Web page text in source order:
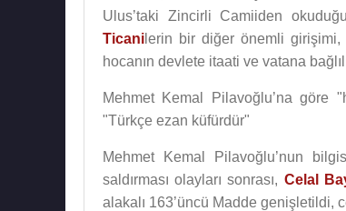
Ulus’taki Zincirli Camiiden
Ticani lerin bir diğer önemli girişimi,
hocanın devlete itaati ve vatana
Mehmet Kemal Pilavoğlu’na göre
"Türkçe ezan küfürdür"
Mehmet Kemal Pilavoğlu’nun
saldırması olayları sonrası, Celal
alakalı 163’üncü Madde genişletildi,